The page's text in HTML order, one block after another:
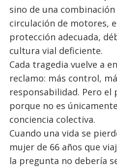
sino de una
circulación de motores,
protección adecuada,
cultura vial deficiente.
Cada tragedia vuelve a
reclamo: más control,
responsabilidad. Pero
porque no es
conciencia colectiva.
Cuando una vida se
mujer de 66 años que
la pregunta no debería